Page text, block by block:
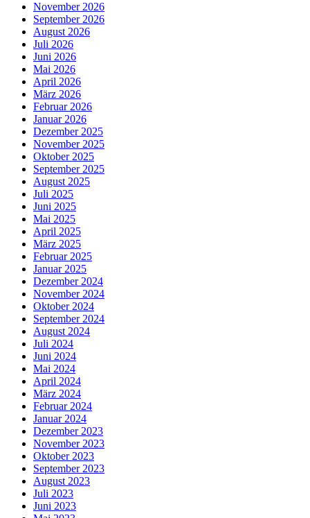
November 2026
September 2026
August 2026
Juli 2026
Juni 2026
Mai 2026
April 2026
März 2026
Februar 2026
Januar 2026
Dezember 2025
November 2025
Oktober 2025
September 2025
August 2025
Juli 2025
Juni 2025
Mai 2025
April 2025
März 2025
Februar 2025
Januar 2025
Dezember 2024
November 2024
Oktober 2024
September 2024
August 2024
Juli 2024
Juni 2024
Mai 2024
April 2024
März 2024
Februar 2024
Januar 2024
Dezember 2023
November 2023
Oktober 2023
September 2023
August 2023
Juli 2023
Juni 2023